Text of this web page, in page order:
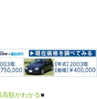
額がわかる■